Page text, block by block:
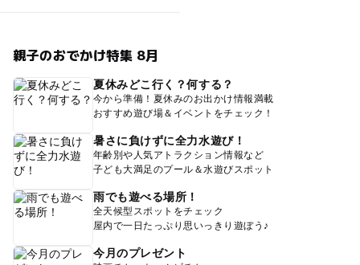
親子のおでかけ特集 8月
夏休みどこ行く？何する？
今から準備！夏休みのお出かけ情報満載
おすすめ遊び場＆イベントをチェック！
暑さに負けずに全力水遊び！
年齢別や人気アトラクション情報など
子ども大満足のプール＆水遊びスポット
雨でも遊べる場所！
全天候型スポットをチェック
屋内で一日たっぷり思いっきり遊ぼう♪
今月のプレゼント